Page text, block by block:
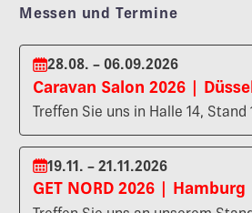
Messen und Termine
28.08. – 06.09.2026
Caravan Salon 2026 |
Treffen Sie uns in Halle 14, Stand
19.11. – 21.11.2026
GET NORD 2026 | Hamburg